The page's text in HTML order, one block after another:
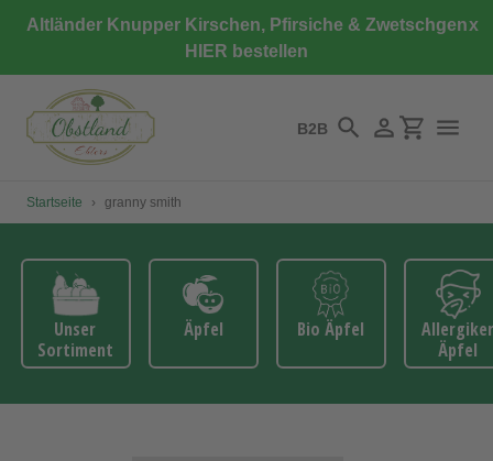
zumAltländer Knupper Kirschen, Pfirsiche & Zwetschgen
HIER bestellen
x
B2B SuchenEinloggen
Startseite › granny smith
Unser
Sortiment
Äpfel Bio Äpfel
Äpfel